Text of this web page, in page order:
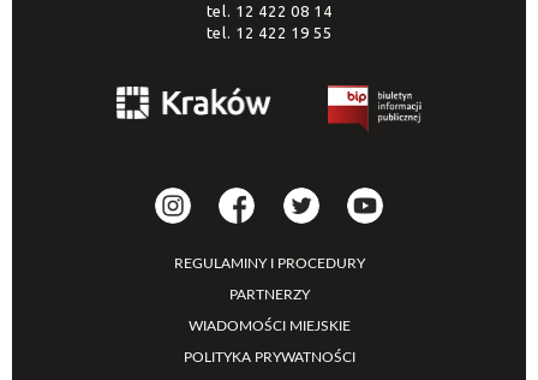
tel. 12 422 08 14
tel. 12 422 19 55
REGULAMINY I PROCEDURY
PARTNERZY
WIADOMOŚCI MIEJSKIE
POLITYKA PRYWATNOŚCI